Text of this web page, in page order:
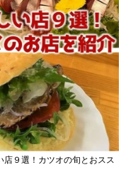
店９選！カツオの旬とおスス